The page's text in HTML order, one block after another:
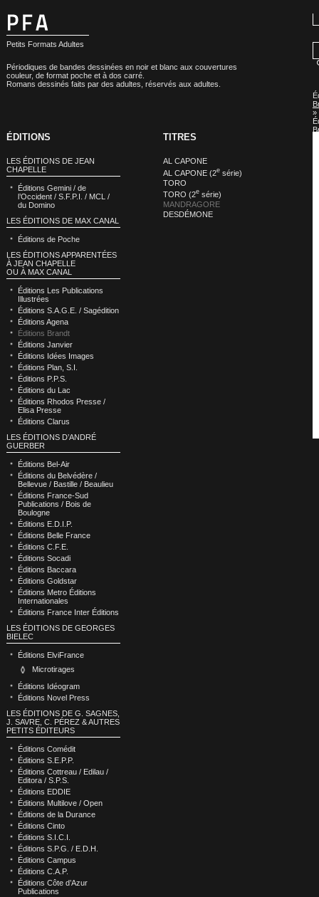
Petits Formats Adultes
Périodiques de bandes dessinées en noir et blanc aux couvertures
couleur, de format poche et à dos carré.
Romans dessinés faits par des adultes, réservés aux adultes.
»
ÉDITIONS
LES ÉDITIONS DE JEAN
CHAPELLE
Éditions Gemini / de
l’Occident / S.F.P.I. / MCL /
du Domino
LES ÉDITIONS DE MAX CANAL
Éditions de Poche
LES ÉDITIONS APPARENTÉES
À JEAN CHAPELLE
OU À MAX CANAL
Éditions Les Publications
Illustrées
Éditions S.A.G.E. / Sagédition
Éditions Agena
Éditions Brandt
Éditions Janvier
Éditions Idées Images
Éditions Plan, S.I.
Éditions P.P.S.
Éditions du Lac
Éditions Rhodos Presse /
Elisa Presse
Éditions Clarus
LES ÉDITIONS D’ANDRÉ
GUERBER
Éditions Bel-Air
Éditions du Belvédère /
Bellevue / Bastille / Beaulieu
Éditions France-Sud
Publications / Bois de
Boulogne
Éditions E.D.I.P.
Éditions Belle France
Éditions C.F.E.
Éditions Socadi
Éditions Baccara
Éditions Goldstar
Éditions Metro Éditions
Internationales
Éditions France Inter Éditions
LES ÉDITIONS DE GEORGES
BIELEC
Éditions ElviFrance
Microtirages
Éditions Idéogram
Éditions Novel Press
LES ÉDITIONS DE G. SAGNES,
J. SAVRE, C. PÉREZ & AUTRES
PETITS ÉDITEURS
Éditions Comédit
Éditions S.E.P.P.
Éditions Cottreau / Edilau /
Editora / S.P.S.
Éditions EDDIE
Éditions Multilove / Open
Éditions de la Durance
Éditions Cinto
Éditions S.I.C.I.
Éditions S.P.G. / E.D.H.
Éditions Campus
Éditions C.A.P.
Éditions Côte d’Azur
Publications
TITRES
AL CAPONE
AL CAPONE (2esérie)
TORO
TORO (2esérie)
MANDRAGORE
DESDÉMONE